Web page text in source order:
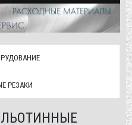
РЕЗАКИ